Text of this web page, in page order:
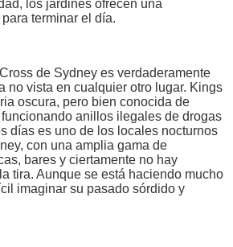
los jardines ofrecen una
terminar el día.
de Sydney es verdaderamente
no vista en cualquier otro lugar. Kings
oscura, pero bien conocida de
anillos ilegales de drogas
días es uno de los locales nocturnos
con una amplia gama de
bares y ciertamente no hay
tira. Aunque se está haciendo mucho
imaginar su pasado sórdido y